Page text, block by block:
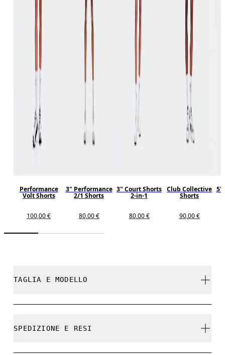
Performance
Volt Shorts
100,00 €
3" Performance
2/1 Shorts
80,00 €
3" Court Shorts
2-in-1
80,00 €
Club Collective
Shorts
90,00 €
5"
TAGLIA E MODELLO
SPEDIZIONE E RESI